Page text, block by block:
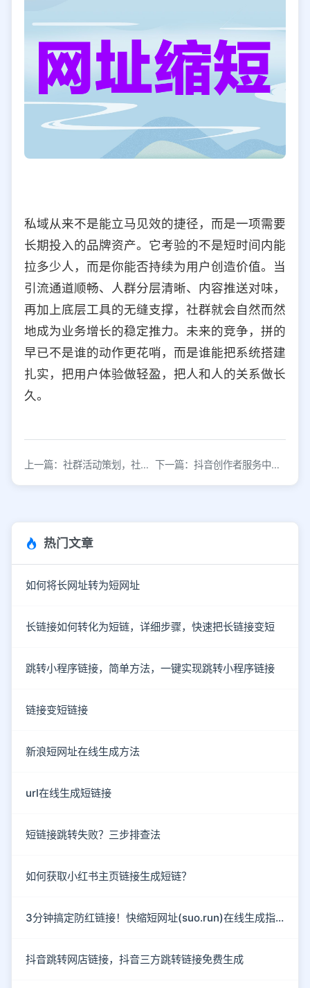
私域从来不是能立马见效的捷径，而是一项需要
长期投入的品牌资产。它考验的不是短时间内能
拉多少人，而是你能否持续为用户创造价值。当
引流通道顺畅、人群分层清晰、内容推送对味，
再加上底层工具的无缝支撑，社群就会自然而然
地成为业务增长的稳定推力。未来的竞争，拼的
早已不是谁的动作更花哨，而是谁能把系统搭建
扎实，把用户体验做轻盈，把人和人的关系做长
久。
上一篇：社群活动策划，社群活动推广转化工具推荐 下一篇：抖音创作者服务中心在哪？对创作者有什么功能？
热门文章
如何将长网址转为短网址
长链接如何转化为短链，详细步骤，快速把长链接变短
跳转小程序链接，简单方法，一键实现跳转小程序链接
链接变短链接
新浪短网址在线生成方法
url在线生成短链接
短链接跳转失败？三步排查法
如何获取小红书主页链接生成短链？
3分钟搞定防红链接！快缩短网址(suo.run)在线生成指南
抖音跳转网店链接，抖音三方跳转链接免费生成